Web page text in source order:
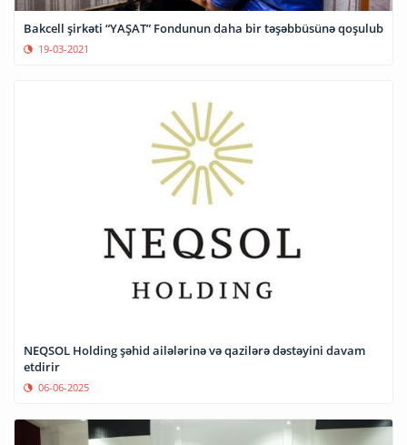
Bakcell şirkəti “YAŞAT” Fondunun daha bir təşəbbüsünə qoşulub
19-03-2021
NEQSOL Holding şəhid ailələrinə və qazilərə dəstəyini davam
etdirir
06-06-2025